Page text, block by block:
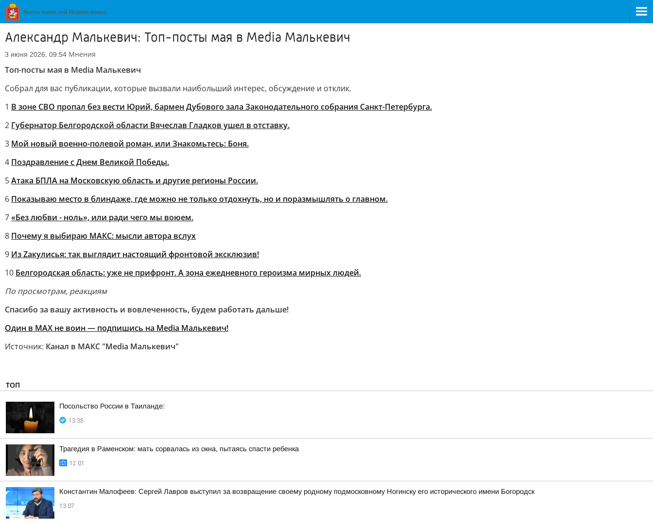
Александр Малькевич: Топ-посты мая в Media Малькевич
3 июня 2026, 09:54 Мнения
Топ-посты мая в Media Малькевич
Собрал для вас публикации, которые вызвали наибольший интерес, обсуждение и отклик.
1 В зоне СВО пропал без вести Юрий, бармен Дубового зала Законодательного собрания Санкт-Петербурга.
2 Губернатор Белгородской области Вячеслав Гладков ушел в отставку.
3 Мой новый военно-полевой роман, или Знакомьтесь: Боня.
4 Поздравление с Днем Великой Победы.
5Атака БПЛА на Московскую область и другие регионы России.
6 Показываю место в блиндаже, где можно не только отдохнуть, но и поразмышлять о главном.
7«Без любви - ноль», или ради чего мы воюем.
8 Почему я выбираю МАКС: мысли автора вслух
9 Из Zакулисья: так выглядит настоящий фронтовой эксклюзив!
10 Белгородская область: уже не прифронт. А зона ежедневного героизма мирных людей.
По просмотрам, реакциям
Спасибо за вашу активность и вовлеченность, будем работать дальше!
Один в MAX не воин — подпишись на Media Малькевич!
Источник: Канал в МАКС "Media Малькевич"
ТОП
Посольство России в Таиланде:
13:35
Трагедия в Раменском: мать сорвалась из окна, пытаясь спасти ребенка
12:01
Константин Малофеев: Сергей Лавров выступил за возвращение своему родному подмосковному Ногинску его исторического имени Богородск
13:07